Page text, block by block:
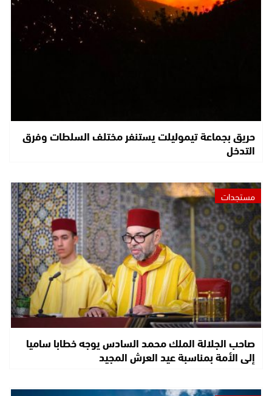
حريق بجماعة تيموليلت يستنفر مختلف السلطات وفرق
التدخل
مستجدات
صاحب الجلالة الملك محمد السادس يوجه خطابا ساميا
إلى الأمة بمناسبة عيد العرش المجيد